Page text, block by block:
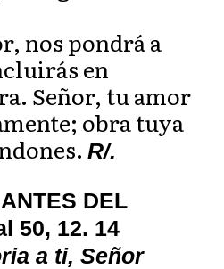
nos pondrá a
en
Señor, tu amor
obra tuya
R/.
DEL
50, 12. 14
a ti, Señor